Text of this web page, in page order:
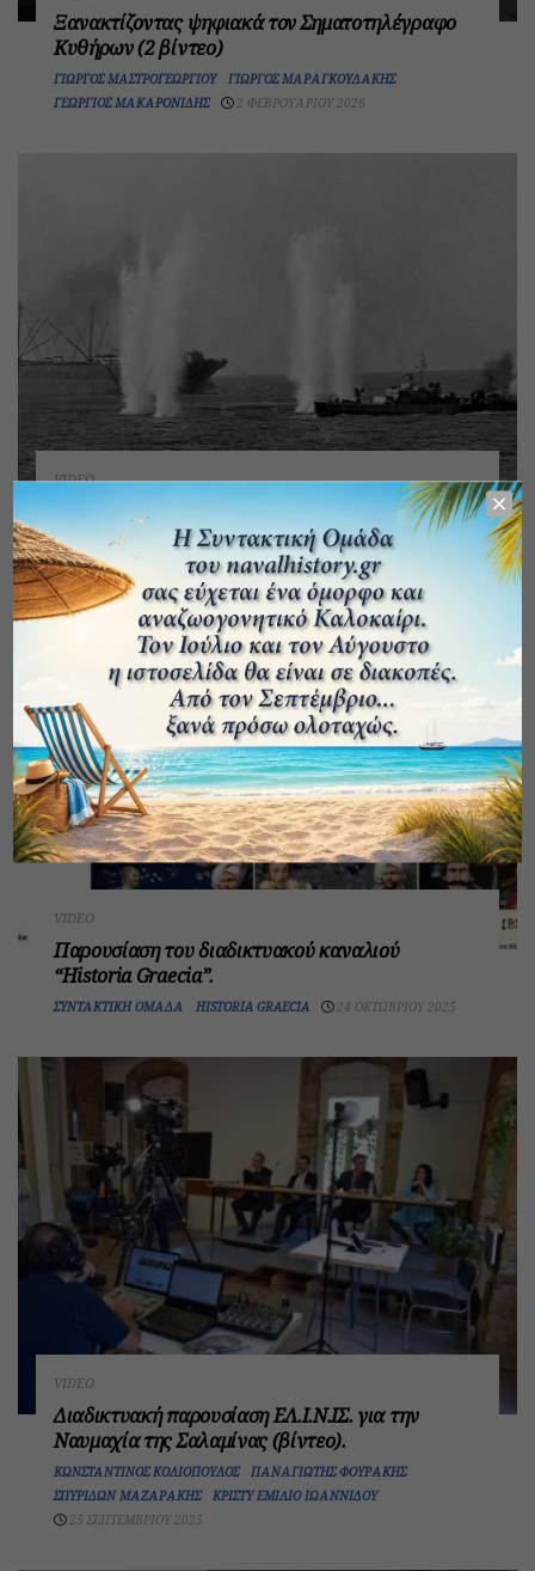
Ξανακτίζοντας ψηφιακά τον Σηματοτηλέγραφο
Κυθήρων (2 βίντεο)
ΓΙΏΡΓΟΣ ΜΑΣΤΡΟΓΕΩΡΓΊΟΥ
ΓΙΏΡΓΟΣ ΜΑΡΑΓΚΟΥΔΆΚΗΣ
ΓΕΏΡΓΙΟΣ ΜΑΚΑΡΟΝΊΔΗΣ
2 ΦΕΒΡΟΥΑΡΊΟΥ 2026
VIDEO
H γέννηση του Κυπριακού Ναυτικού (βίντεο)
ΣΥΝΤΑΚΤΙΚΉ ΟΜΆΔΑ 15 ΙΑΝΟΥΑΡΊΟΥ 2026
VIDEO
Παρουσίαση του διαδικτυακού καναλιού
“Historia Graecia”.
ΣΥΝΤΑΚΤΙΚΉ ΟΜΆΔΑ HISTORIA GRAECIA 24 ΟΚΤΩΒΡΊΟΥ 2025
VIDEO
Διαδικτυακή παρουσίαση ΕΛ.Ι.Ν.ΙΣ. για την
Ναυμαχία της Σαλαμίνας (βίντεο).
ΚΩΝΣΤΑΝΤΊΝΟΣ ΚΟΛΙΌΠΟΥΛΟΣ
ΠΑΝΑΓΙΏΤΗΣ ΦΟΥΡΆΚΗΣ
ΣΠΥΡΊΔΩΝ ΜΑΖΑΡΆΚΗΣ
ΚΡΊΣΤΥ ΕΜΊΛΙΟ ΙΩΑΝΝΊΔΟΥ
25 ΣΕΠΤΕΜΒΡΊΟΥ 2025